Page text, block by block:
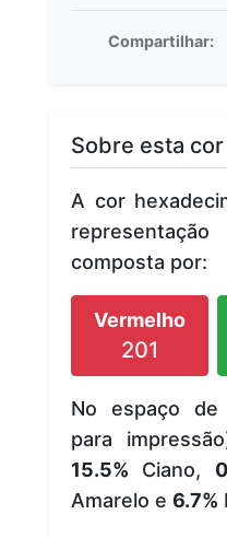
Compartilhar:
Sobre esta cor
A cor
composta por:
Vermelho
201
No espaço
para
15.5% Ciano,
Amarelo e 6.7%